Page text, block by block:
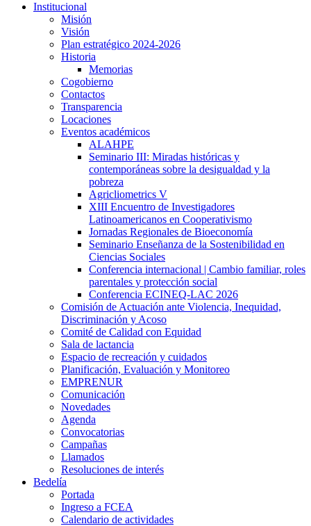
Institucional
Misión
Visión
Plan estratégico 2024-2026
Historia
Memorias
Cogobierno
Contactos
Transparencia
Locaciones
Eventos académicos
ALAHPE
Seminario III: Miradas históricas y
contemporáneas sobre la desigualdad y la
pobreza
Agricliometrics V
XIII Encuentro de Investigadores
Latinoamericanos en Cooperativismo
Jornadas Regionales de Bioeconomía
Seminario Enseñanza de la Sostenibilidad en
Ciencias Sociales
Conferencia internacional | Cambio familiar, roles
parentales y protección social
Conferencia ECINEQ-LAC 2026
Comisión de Actuación ante Violencia, Inequidad,
Discriminación y Acoso
Comité de Calidad con Equidad
Sala de lactancia
Espacio de recreación y cuidados
Planificación, Evaluación y Monitoreo
EMPRENUR
Comunicación
Novedades
Agenda
Convocatorias
Campañas
Llamados
Resoluciones de interés
Bedelía
Portada
Ingreso a FCEA
Calendario de actividades